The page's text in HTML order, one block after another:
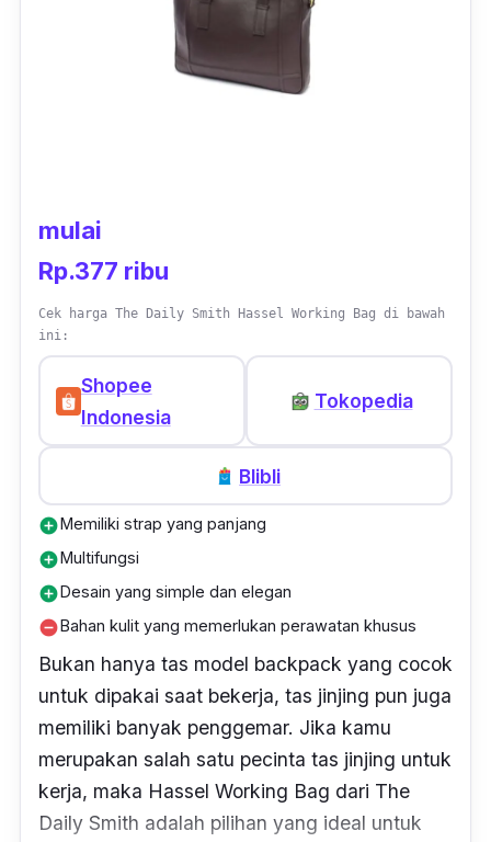
kemana saja. Produk ini tersedia dalam 4
pilihan warna yang keren.
mulai
Rp.377 ribu
Cek harga The Daily Smith Hassel Working Bag di bawah
ini:
Shopee
Indonesia
Tokopedia
Blibli
add_circleMemiliki strap yang panjang
add_circleMultifungsi
add_circleDesain yang simple dan elegan
remove_circleBahan kulit yang memerlukan perawatan khusus
Bukan hanya tas model backpack yang cocok
untuk dipakai saat bekerja, tas jinjing pun juga
memiliki banyak penggemar. Jika kamu
merupakan salah satu pecinta tas jinjing untuk
kerja, maka Hassel Working Bag dari The
Daily Smith adalah pilihan yang ideal untuk